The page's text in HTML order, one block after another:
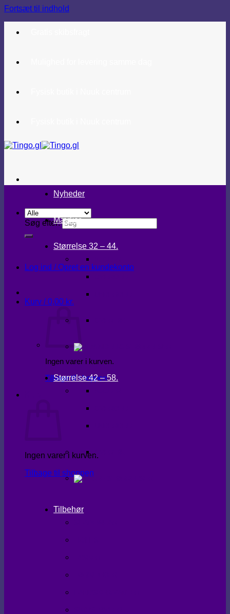
Fortsæt til indhold
Søg efter:
Log ind / Opret en kundekonto
Kurv /0,00 kr.
Ingen varer i kurven.
Tilbage til shoppen
Ingen varer i kurven.
Tilbage til shoppen
Nyheder
Mærker
Størrelse 32 – 44.
Størrelse 42 – 58.
OVERTØJ
Tilbehør